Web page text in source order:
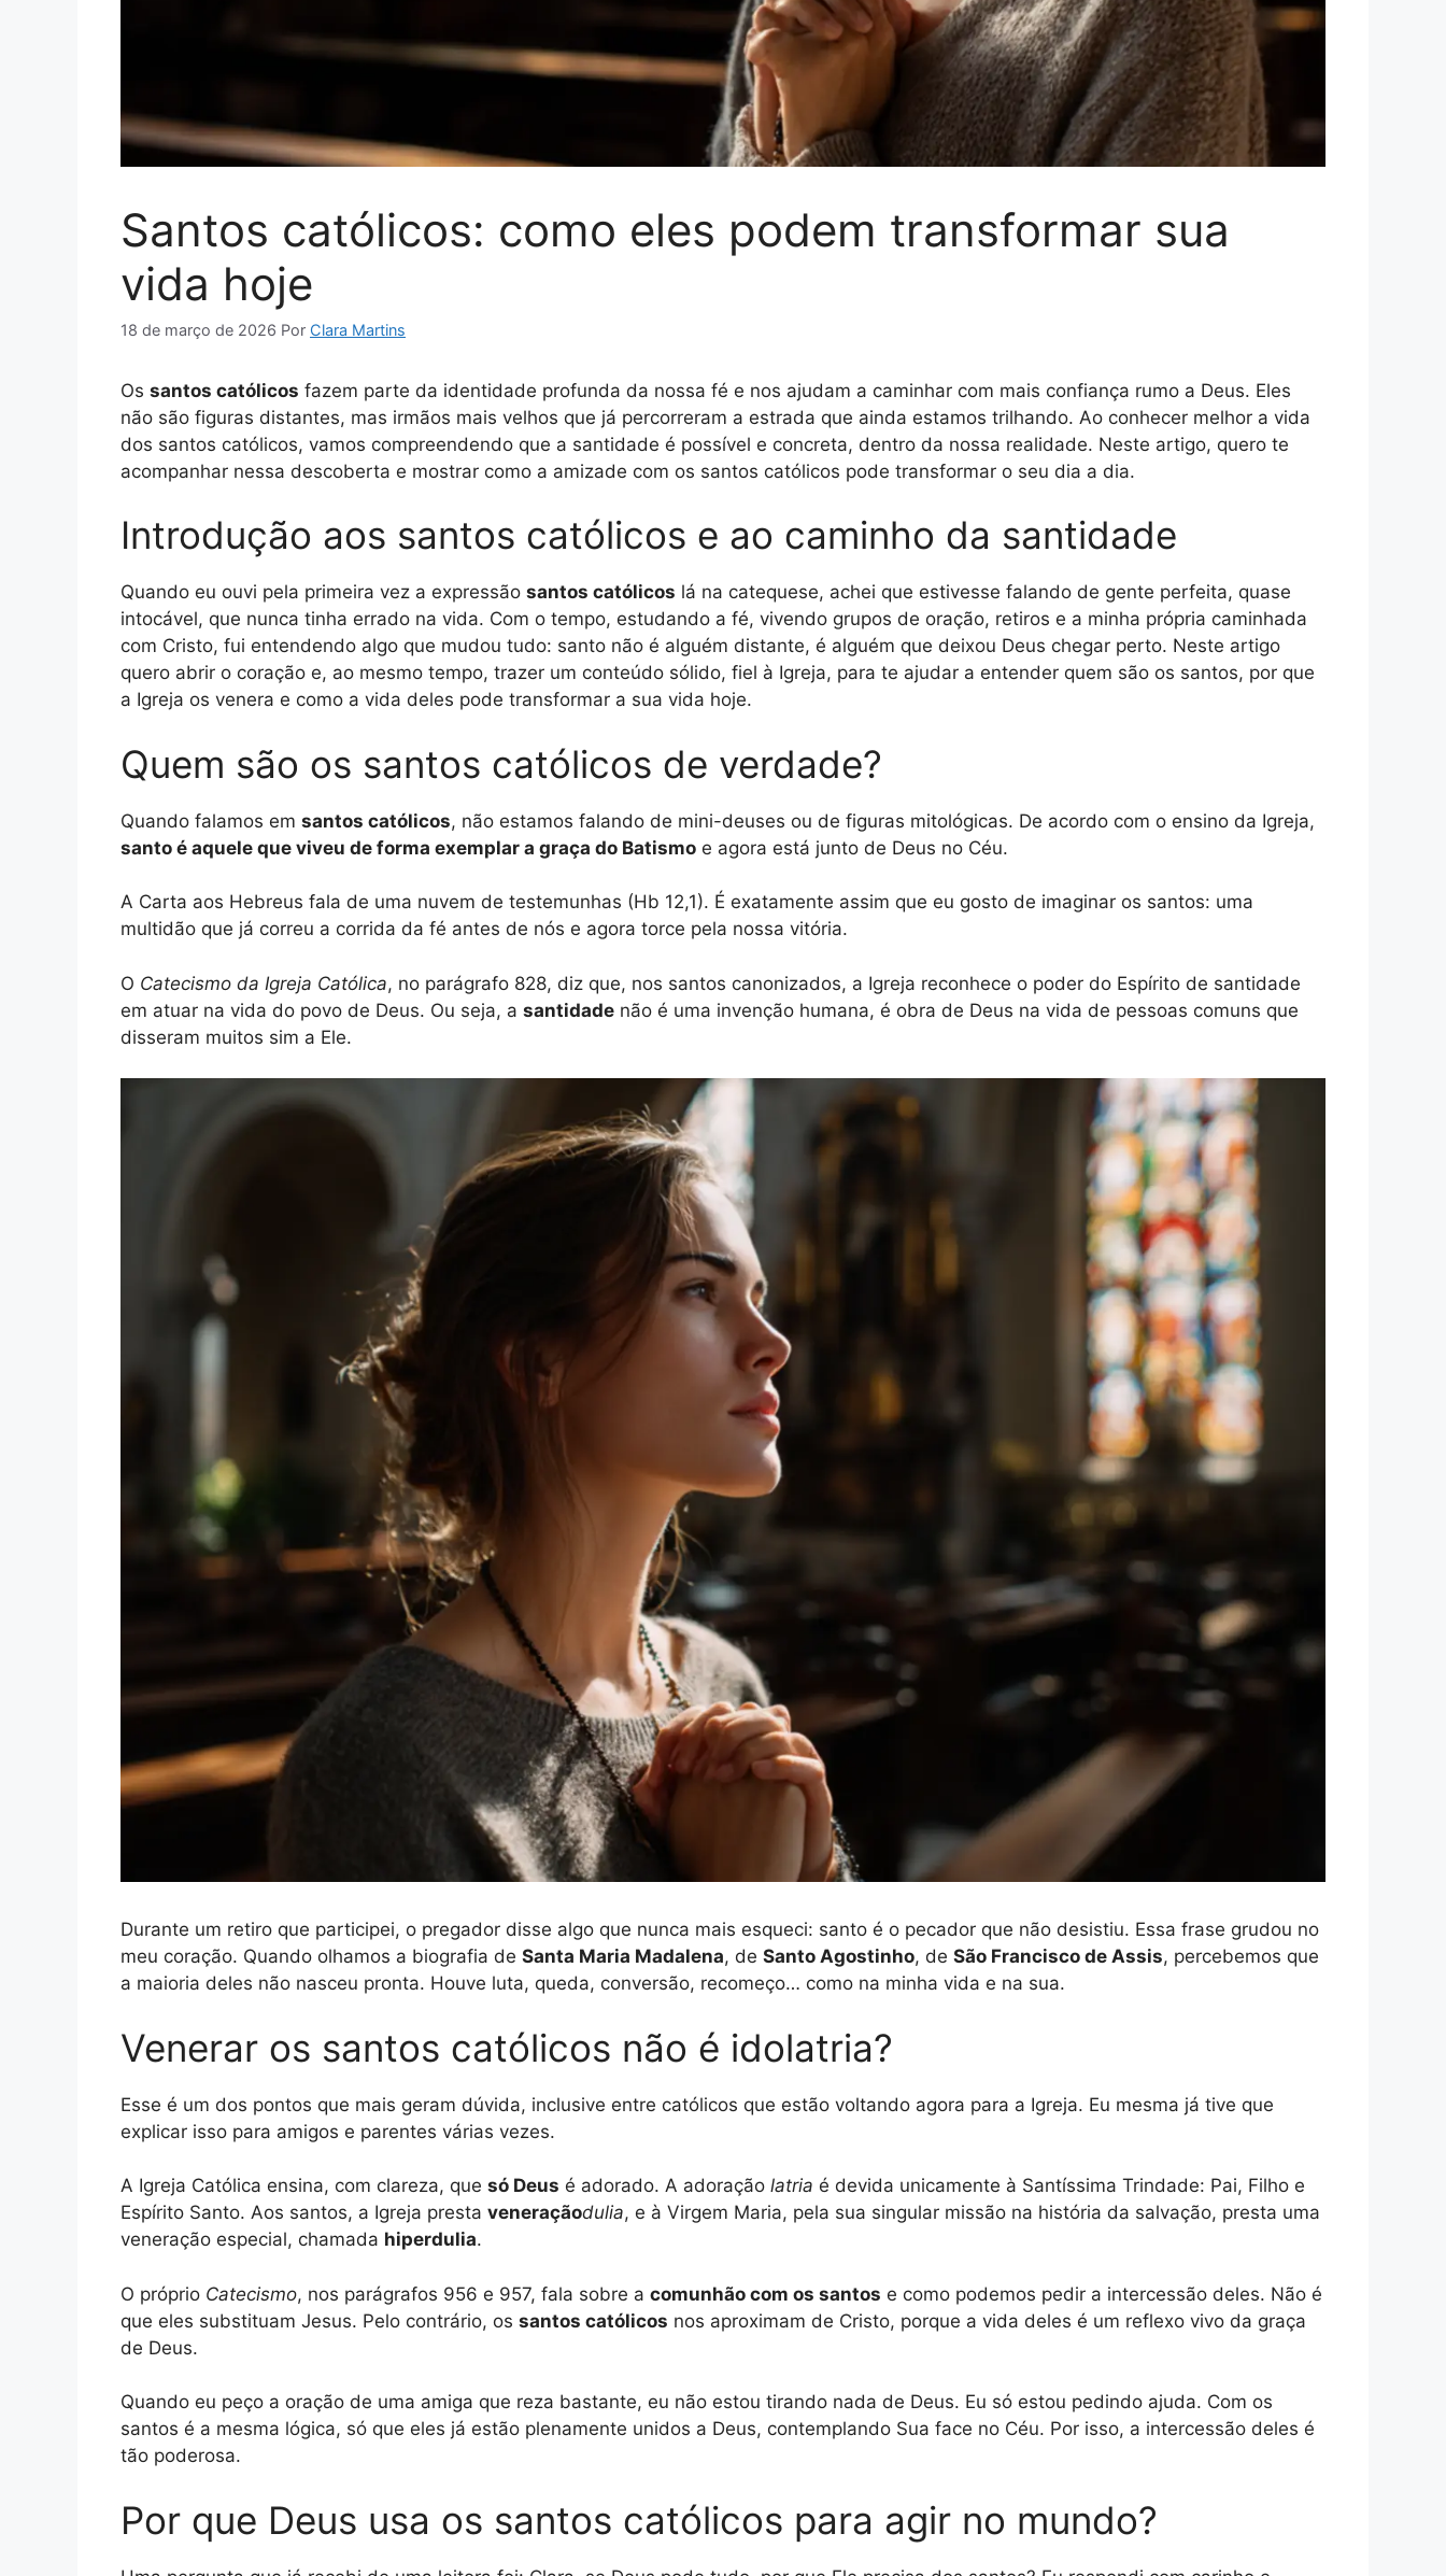
Santos católicos: como eles podem transformar sua
vida hoje
18 de março de 2026 Por Clara Martins
Os santos católicos fazem parte da identidade profunda da nossa fé e nos ajudam a caminhar com mais confiança rumo a Deus. Eles
não são figuras distantes, mas irmãos mais velhos que já percorreram a estrada que ainda estamos trilhando. Ao conhecer melhor a vida
dos santos católicos, vamos compreendendo que a santidade é possível e concreta, dentro da nossa realidade. Neste artigo, quero te
acompanhar nessa descoberta e mostrar como a amizade com os santos católicos pode transformar o seu dia a dia.
Introdução aos santos católicos e ao caminho da santidade
Quando eu ouvi pela primeira vez a expressão santos católicos lá na catequese, achei que estivesse falando de gente perfeita, quase
intocável, que nunca tinha errado na vida. Com o tempo, estudando a fé, vivendo grupos de oração, retiros e a minha própria caminhada
com Cristo, fui entendendo algo que mudou tudo: santo não é alguém distante, é alguém que deixou Deus chegar perto. Neste artigo
quero abrir o coração e, ao mesmo tempo, trazer um conteúdo sólido, fiel à Igreja, para te ajudar a entender quem são os santos, por que
a Igreja os venera e como a vida deles pode transformar a sua vida hoje.
Quem são os santos católicos de verdade?
Quando falamos em santos católicos, não estamos falando de mini-deuses ou de figuras mitológicas. De acordo com o ensino da Igreja,
santo é aquele que viveu de forma exemplar a graça do Batismo e agora está junto de Deus no Céu.
A Carta aos Hebreus fala de uma nuvem de testemunhas (Hb 12,1). É exatamente assim que eu gosto de imaginar os santos: uma
multidão que já correu a corrida da fé antes de nós e agora torce pela nossa vitória.
O Catecismo da Igreja Católica, no parágrafo 828, diz que, nos santos canonizados, a Igreja reconhece o poder do Espírito de santidade
em atuar na vida do povo de Deus. Ou seja, a santidade não é uma invenção humana, é obra de Deus na vida de pessoas comuns que
disseram muitos sim a Ele.
Durante um retiro que participei, o pregador disse algo que nunca mais esqueci: santo é o pecador que não desistiu. Essa frase grudou no
meu coração. Quando olhamos a biografia de Santa Maria Madalena, de Santo Agostinho, de São Francisco de Assis, percebemos que
a maioria deles não nasceu pronta. Houve luta, queda, conversão, recomeço… como na minha vida e na sua.
Venerar os santos católicos não é idolatria?
Esse é um dos pontos que mais geram dúvida, inclusive entre católicos que estão voltando agora para a Igreja. Eu mesma já tive que
explicar isso para amigos e parentes várias vezes.
A Igreja Católica ensina, com clareza, que só Deus é adorado. A adoração latria é devida unicamente à Santíssima Trindade: Pai, Filho e
Espírito Santo. Aos santos, a Igreja presta veneraçãodulia, e à Virgem Maria, pela sua singular missão na história da salvação, presta uma
veneração especial, chamada hiperdulia.
O próprio Catecismo, nos parágrafos 956 e 957, fala sobre a comunhão com os santos e como podemos pedir a intercessão deles. Não é
que eles substituam Jesus. Pelo contrário, os santos católicos nos aproximam de Cristo, porque a vida deles é um reflexo vivo da graça
de Deus.
Quando eu peço a oração de uma amiga que reza bastante, eu não estou tirando nada de Deus. Eu só estou pedindo ajuda. Com os
santos é a mesma lógica, só que eles já estão plenamente unidos a Deus, contemplando Sua face no Céu. Por isso, a intercessão deles é
tão poderosa.
Por que Deus usa os santos católicos para agir no mundo?